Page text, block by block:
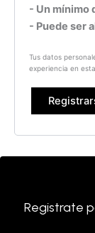
- Un mínimo
- Puede ser
Tus datos
experiencia en
Registrate